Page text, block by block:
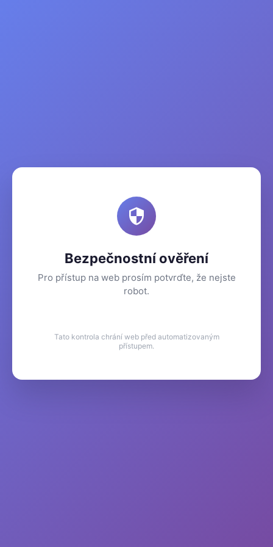
Bezpečnostní ověření
Pro přístup na web prosím potvrďte, že nejste
robot.
Tato kontrola chrání web před automatizovaným
přístupem.